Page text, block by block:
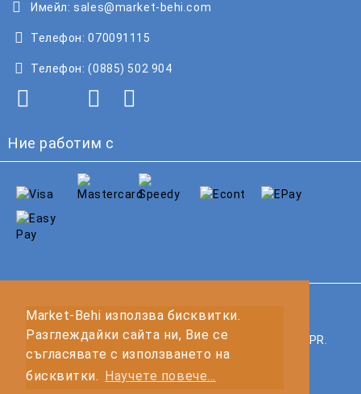
Market-Behi използва бисквитки.
Разглеждайки сайта ни, Вие се
съгласявате с използването на
бисквитки.
Научете повече...
Имейл: sales@market-behi.com
Телефон: 070091115
Телефон: (0885) 502 904
Ние работим с
GDPR
Нашият онлайн магазин е 100% съобразен с GDPR.